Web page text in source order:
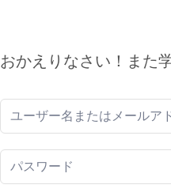
おかえりなさい！また